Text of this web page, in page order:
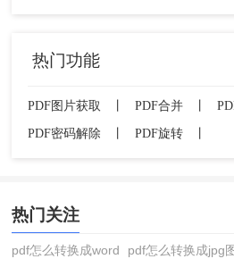
热门功能
PDF图片获取 PDF合并
PDF密码解除
PDF旋转
热门关注
pdf怎么转换成word pdf怎么转换成jpg